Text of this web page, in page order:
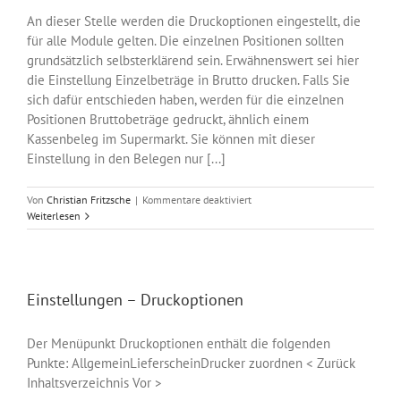
An dieser Stelle werden die Druckoptionen eingestellt, die
für alle Module gelten. Die einzelnen Positionen sollten
grundsätzlich selbsterklärend sein. Erwähnenswert sei hier
die Einstellung Einzelbeträge in Brutto drucken. Falls Sie
sich dafür entschieden haben, werden für die einzelnen
Positionen Bruttobeträge gedruckt, ähnlich einem
Kassenbeleg im Supermarkt. Sie können mit dieser
Einstellung in den Belegen nur [...]
Von Christian Fritzsche | Kommentare deaktiviertfür
–
Weiterlesen
Einstellungen – Druckoptionen
Der Menüpunkt Druckoptionen enthält die folgenden
Punkte: AllgemeinLieferscheinDrucker zuordnen < Zurück
Inhaltsverzeichnis Vor >